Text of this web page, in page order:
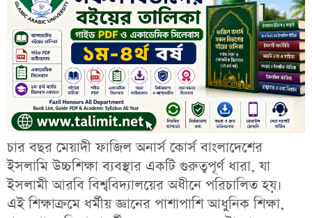
চার বছর মেয়াদী ফাজিল অনার্স কোর্সবাংলাদেশের
ইসলামি উচ্চশিক্ষা ব্যবস্থার একটি গুরুত্বপূর্ণ ধারা, যা
ইসলামী আরবি বিশ্ববিদ্যালয়ের অধীনে পরিচালিতহয়।
এই শিক্ষাক্রমে ধর্মীয় জ্ঞানের পাশাপাশি আধুনিক শিক্ষা,